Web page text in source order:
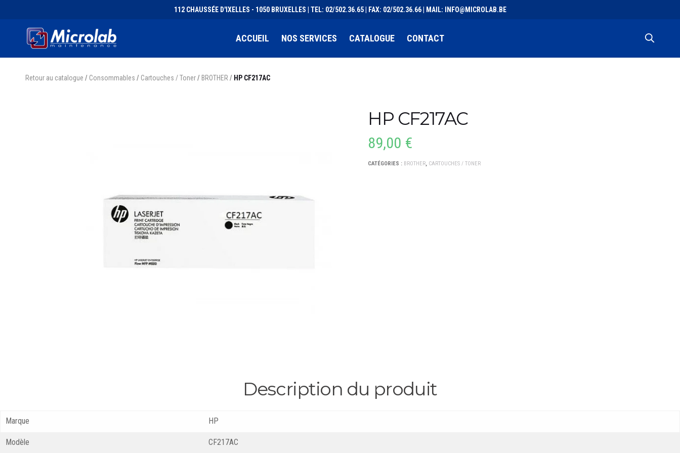
112 CHAUSSÉE D'IXELLES - 1050 BRUXELLES | TEL: 02/502.36.65 | FAX: 02/502.36.66 | MAIL: INFO@MICROLAB.BE
ACCUEIL NOS SERVICES CATALOGUE CONTACT
Retour au catalogue / Consommables / Cartouches / Toner/ BROTHER / HP CF217AC
HP CF217AC
89,00 €
CATÉGORIES : BROTHER, CARTOUCHES / TONER
Description du produit
Marque HP
Modèle CF217AC